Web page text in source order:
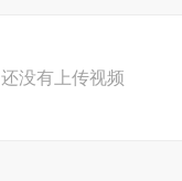
还没有上传视频